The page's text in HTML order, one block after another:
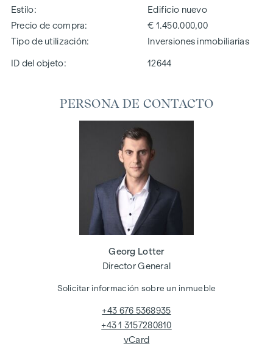
Estilo
Edificio nuevo
Precio de compra
€ 1.450.000,00
Tipo de utilización
Inversiones inmobiliarias
ID del objeto: 12644
PERSONA DE CONTACTO
Georg Lotter
Director General
Solicitar información sobre un inmueble
+43 676 5368935
+43 1 3157280810
vCard